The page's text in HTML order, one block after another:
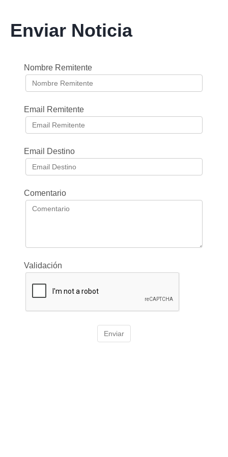
Enviar Noticia
Nombre Remitente
Email Remitente
Email Destino
Comentario
Validación